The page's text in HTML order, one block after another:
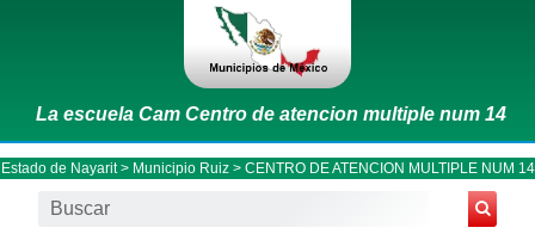
La escuela Cam Centro de atencion multiple num 14
Estado de Nayarit> Municipio Ruiz> CENTRO DE ATENCION MULTIPLE NUM 14